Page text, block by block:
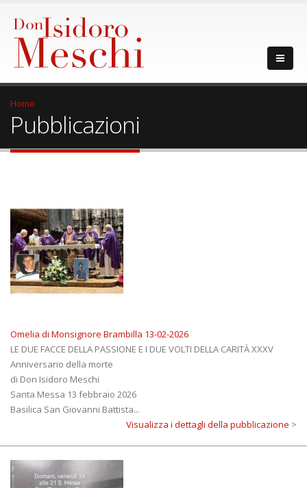
Home
Pubblicazioni
Omelia di Monsignore Brambilla 13-02-2026
LE DUE FACCE DELLA PASSIONE E I DUE VOLTI DELLA CARITÀ XXXV
Anniversario della morte
di Don Isidoro Meschi
Santa Messa 13 febbraio 2026
Basilica San Giovanni Battista...
Visualizza i dettagli della pubblicazione >